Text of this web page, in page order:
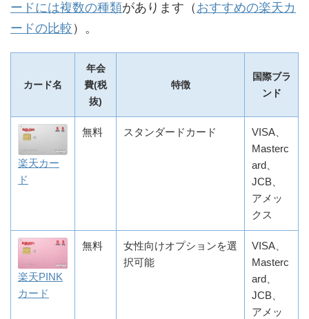
ードには複数の種類があります（ おすすめの楽天カ
ードの比較 ）。
カード名
年会
費(税
抜)
特徴
国際ブラ
ンド
楽天カー
ド
無料 スタンダードカード
VISA、
Masterc
ard、
JCB、
アメッ
クス
楽天PINK
カード
無料
女性向けオプションを選
択可能
VISA、
Masterc
ard、
JCB、
アメッ